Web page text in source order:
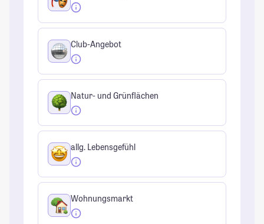
Club-Angebot
Natur- und Grünflächen
allg. Lebensgefühl
Wohnungsmarkt